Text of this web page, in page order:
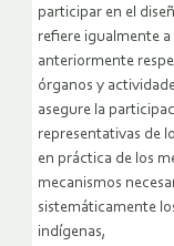
participar en el
refiere igualmente
anteriormente
órganos y
asegure la
representativas de
en práctica de los
mecanismos
sistemáticamente
indígenas,